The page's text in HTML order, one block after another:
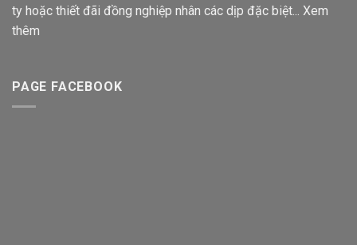
ty hoặc thiết đãi đồng nghiệp nhân các dịp đặc biệt... Xem
thêm
PAGE FACEBOOK